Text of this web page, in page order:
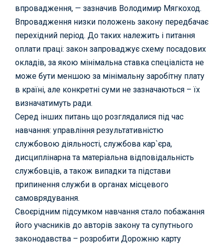
впровадження, — зазначив Володимир Мягкоход.
Впровадження низки положень закону передбачає
перехідний період. До таких належить і питання
оплати праці: закон запроваджує схему посадових
окладів, за якою мінімальна ставка спеціаліста не
може бути меншою за мінімальну заробітну плату
в країні, але конкретні суми не зазначаються – їх
визначатимуть ради.
Серед інших питань що розглядалися під час
навчання: управління результативністю
службовою діяльності, службова кар`єра,
дисциплінарна та матеріальна відповідальність
службовців, а також випадки та підстави
припинення служби в органах місцевого
самоврядування.
Своєрідним підсумком навчання стало побажання
його учасників до авторів закону та супутнього
законодавства – розробити Дорожню карту